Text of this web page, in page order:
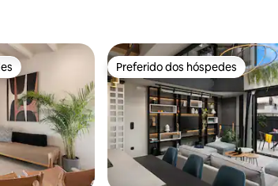
dos hóspedes Preferido dos hóspedes
Preferido dos hóspedes